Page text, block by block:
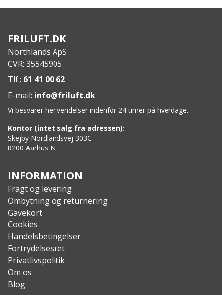
FRILUFT.DK
Northlands ApS
CVR: 35545905
Tlf.: 61 41 00 62
E-mail: info@friluft.dk
Vi besvarer henvendelser indenfor 24 timer på hverdage.
Kontor (intet salg fra adressen):
Skejby Nordlandsvej 303C
8200 Aarhus N
INFORMATION
Fragt og levering
Ombytning og returnering
Gavekort
Cookies
Handelsbetingelser
Fortrydelsesret
Privatlivspolitik
Om os
Blog